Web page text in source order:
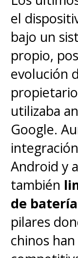
el
bajo un
propio,
evolución
utilizaba
Google.
Android y
también
de
pilares
chinos